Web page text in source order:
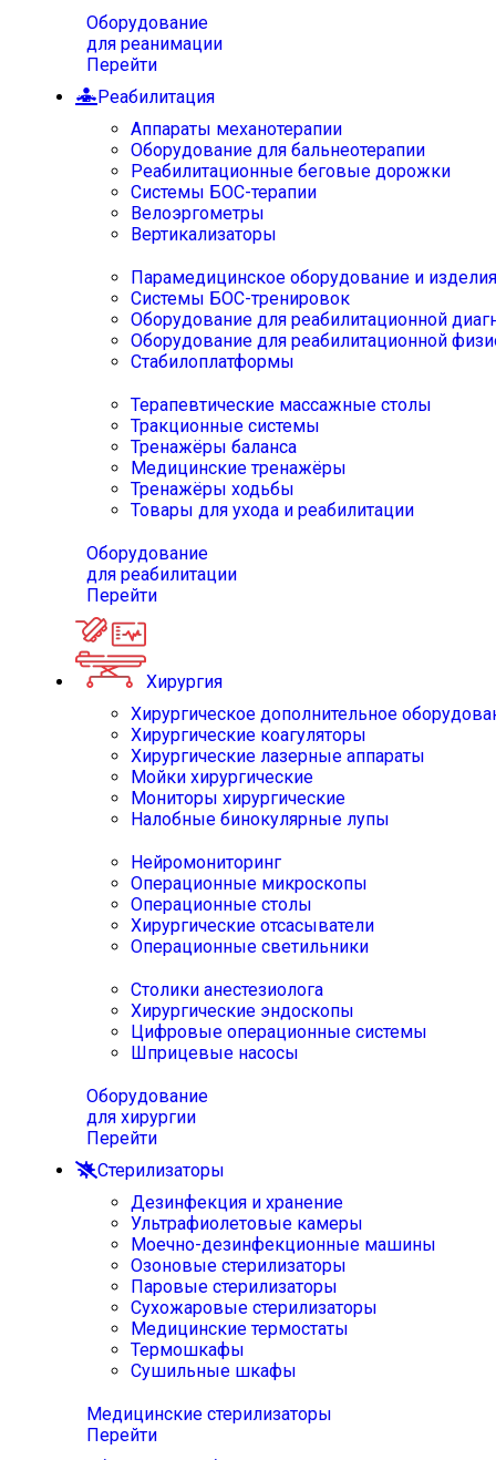
Оборудование
для реанимации
Перейти
Реабилитация
Аппараты механотерапии
Оборудование для бальнеотерапии
Реабилитационные беговые дорожки
Системы БОС-терапии
Велоэргометры
Вертикализаторы
Парамедицинское оборудование и изделия
Системы БОС-тренировок
Оборудование для реабилитационной
Оборудование для реабилитационной
Стабилоплатформы
Терапевтические массажные столы
Тракционные системы
Тренажёры баланса
Медицинские тренажёры
Тренажёры ходьбы
Товары для ухода и реабилитации
Оборудование
для реабилитации
Перейти
Хирургия
Хирургическое дополнительное
Хирургические коагуляторы
Хирургические лазерные аппараты
Мойки хирургические
Мониторы хирургические
Налобные бинокулярные лупы
Нейромониторинг
Операционные микроскопы
Операционные столы
Хирургические отсасыватели
Операционные светильники
Столики анестезиолога
Хирургические эндоскопы
Цифровые операционные системы
Шприцевые насосы
Оборудование
для хирургии
Перейти
Стерилизаторы
Дезинфекция и хранение
Ультрафиолетовые камеры
Моечно-дезинфекционные машины
Озоновые стерилизаторы
Паровые стерилизаторы
Сухожаровые стерилизаторы
Медицинские термостаты
Термошкафы
Сушильные шкафы
Медицинские стерилизаторы
Перейти